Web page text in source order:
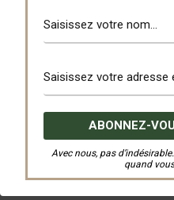
Avec nous, pas
quand
Nos Partenaires